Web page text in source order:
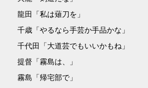
龍田「私は薙刀を」
千歳「やるなら手芸か手品かな」
千代田「大道芸でもいいかもね」
提督「霧島は、」
霧島「帰宅部で」